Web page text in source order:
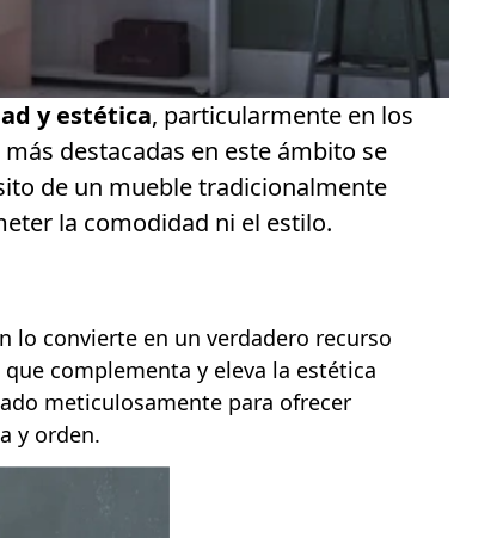
y estética, particularmente en los
destacadas en este ámbito se
de un mueble tradicionalmente
la comodidad ni el estilo.
lo convierte en un verdadero recurso
complementa y eleva la estética
meticulosamente para ofrecer
y orden.